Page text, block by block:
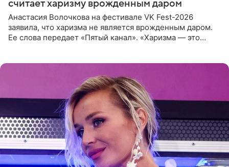
считает харизму врожденным даром
Анастасия Волочкова на фестивале VK Fest-2026
заявила, что харизма не является врожденным даром.
Ее слова передает «Пятый канал». «Харизма — это